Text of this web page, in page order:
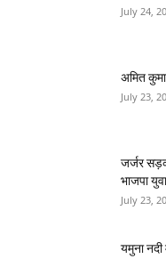
July 24,
अमित
July 23,
जर्जर
भाजपा
July 23,
यमुना